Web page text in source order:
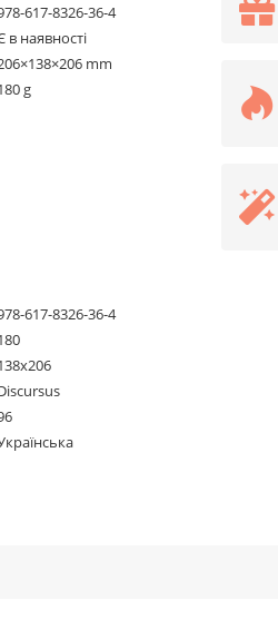
617-8326-36-4
в наявності
mm
g
617-8326-36-4